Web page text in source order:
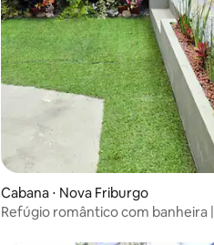
Cabana ⋅ Nova Friburgo
Refúgio romântico com banheira |